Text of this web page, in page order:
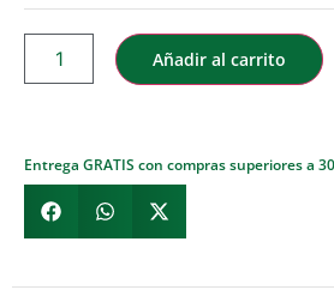
Añadir al carrito
Entrega GRATIS con compras superiores a